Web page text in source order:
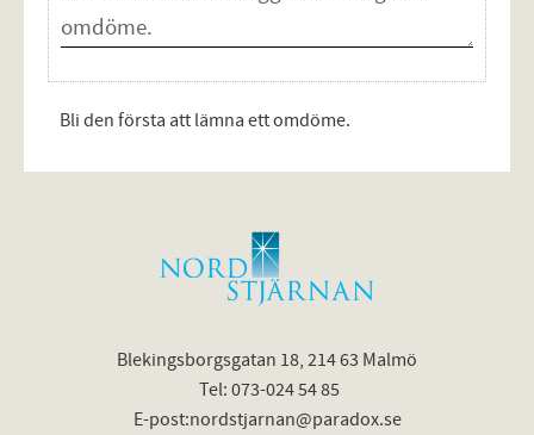
Bli den första att lämna ett omdöme.
Blekingsborgsgatan 18, 214 63 Malmö
Tel: 073-024 54 85
E-post:nordstjarnan@paradox.se